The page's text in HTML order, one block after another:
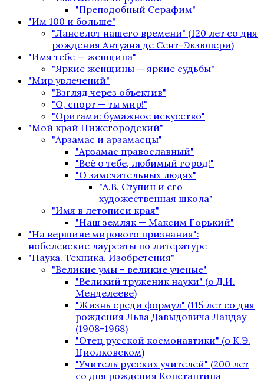
"Преподобный Серафим"
"Им 100 и больше"
"Ланселот нашего времени" (120 лет со дня
рождения Антуана де Сент-Экзюпери)
"Имя тебе — женщина"
"Яркие женщины — яркие судьбы"
"Мир увлечений"
"Взгляд через объектив"
"О, спорт — ты мир!"
"Оригами: бумажное искусство"
"Мой край Нижегородский"
"Арзамас и арзамасцы"
"Арзамас православный"
"Всё о тебе, любимый город!"
"О замечательных людях"
"А.В. Ступин и его
художественная школа"
"Имя в летописи края"
"Наш земляк — Максим Горький"
"На вершине мирового признания":
нобелевские лауреаты по литературе
"Наука. Техника. Изобретения"
"Великие умы – великие ученые"
"Великий труженик науки" (о Д.И.
Менделееве)
"Жизнь среди формул" (115 лет со дня
рождения Льва Давыдовича Ландау
(1908-1968)
"Отец русской космонавтики" (о К.Э.
Циолковском)
"Учитель русских учителей" (200 лет
со дня рождения Константина